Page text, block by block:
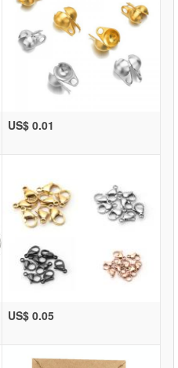
US$ 0.01
US$ 0.05